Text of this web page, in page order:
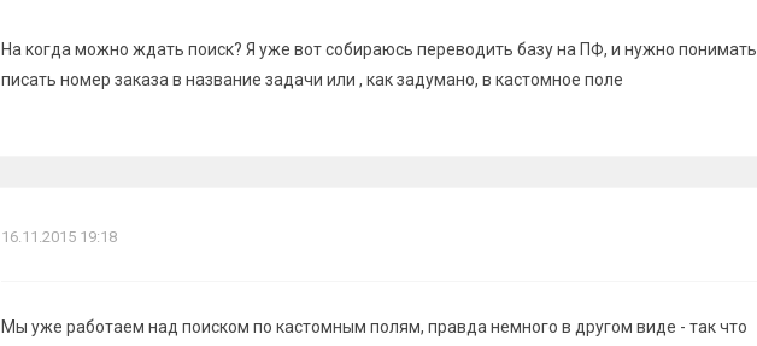
На когда можно ждать поиск? Я уже вот собираюсь переводить базу на ПФ, и нужно понимать
писать номер заказа в название задачи или , как задумано, в кастомное поле
16.11.2015 19:18
Мы уже работаем над поиском по кастомным полям, правда немного в другом виде - так что